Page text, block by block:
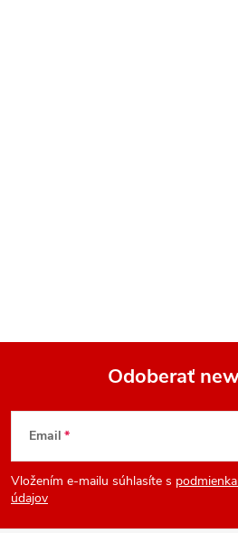
Z
á
p
Odoberať
Email
Vložením e-mailu súhlasíte s
údajov